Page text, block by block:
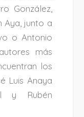
González,
Aya, junto a
o Antonio
más
los
Luis Anaya
y Rubén